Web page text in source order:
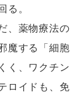
る。
、薬物療法の
魔する「細胞
く、ワクチン
ロイドも、免